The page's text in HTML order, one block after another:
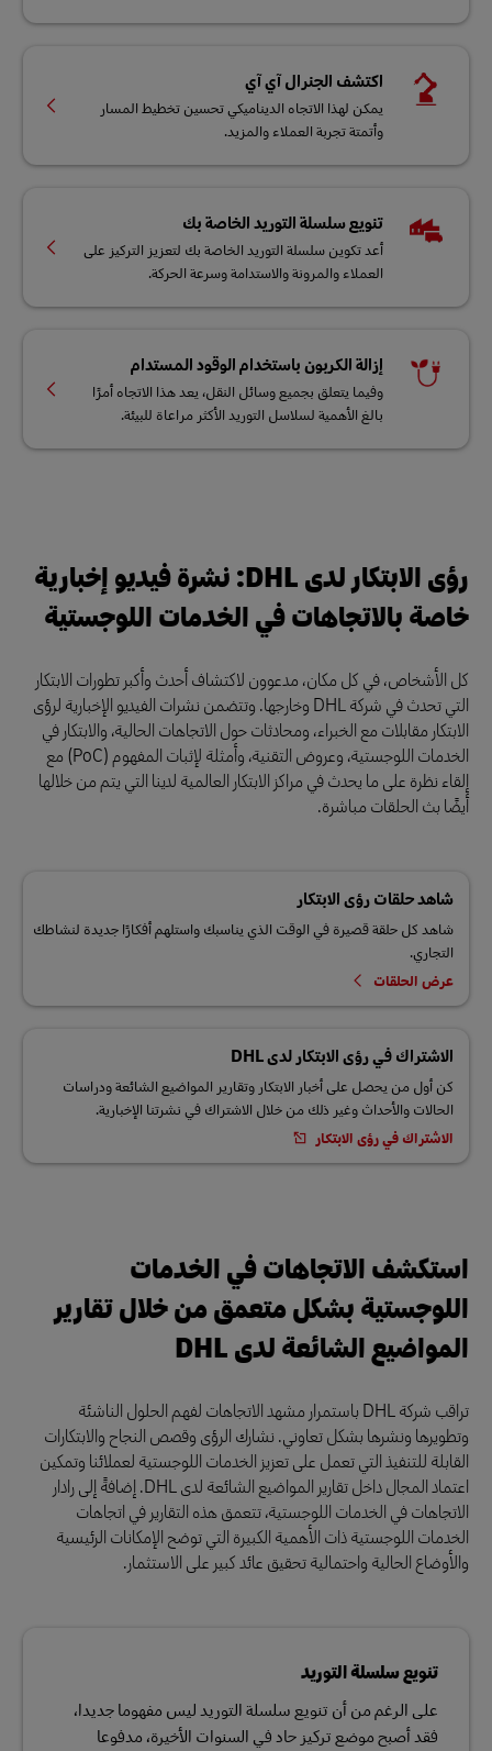
اكتشف الجنرال آي آي
يمكن لهذا الاتجاه الديناميكي تحسين تخطيط المسار
وأتمتة تجربة العملاء والمزيد.
تنويع سلسلة التوريد الخاصة بك
أعد تكوين سلسلة التوريد الخاصة بك لتعزيز التركيز على
العملاء والمرونة والاستدامة وسرعة الحركة.
إزالة الكربون باستخدام الوقود المستدام
وفيما يتعلق بجميع وسائل النقل، يعد هذا الاتجاه أمرًا
بالغ الأهمية لسلاسل التوريد الأكثر مراعاة للبيئة.
رؤى الابتكار لدى DHL: نشرة فيديو إخبارية
خاصة بالاتجاهات في الخدمات اللوجستية
كل الأشخاص، في كل مكان، مدعوون لاكتشاف أحدث وأكبر تطورات الابتكار
التي تحدث في شركة DHL وخارجها. وتتضمن نشرات الفيديو الإخبارية لرؤى
الابتكار مقابلات مع الخبراء، ومحادثات حول الاتجاهات الحالية، والابتكار في
الخدمات اللوجستية، وعروض التقنية، وأمثلة لإثبات المفهوم (PoC) مع
إلقاء نظرة على ما يحدث في مراكز الابتكار العالمية لدينا التي يتم من خلالها
أيضًا بث الحلقات مباشرة.
شاهد حلقات رؤى الابتكار
شاهد كل حلقة قصيرة في الوقت الذي يناسبك واستلهم أفكارًا جديدة لنشاطك
التجاري.
عرض الحلقات
الاشتراك في رؤى الابتكار لدى DHL
كن أول من يحصل على أخبار الابتكار وتقارير المواضيع الشائعة ودراسات
الحالات والأحداث وغير ذلك من خلال الاشتراك في نشرتنا الإخبارية.
الاشتراك في رؤى الابتكار
استكشف الاتجاهات في الخدمات
اللوجستية بشكل متعمق من خلال تقارير
المواضيع الشائعة لدى DHL
تراقب شركة DHL باستمرار مشهد الاتجاهات لفهم الحلول الناشئة
وتطويرها ونشرها بشكل تعاوني. نشارك الرؤى وقصص النجاح والابتكارات
القابلة للتنفيذ التي تعمل على تعزيز الخدمات اللوجستية لعملائنا وتمكين
اعتماد المجال داخل تقارير المواضيع الشائعة لدى DHL. إضافةً إلى رادار
الاتجاهات في الخدمات اللوجستية، تتعمق هذه التقارير في اتجاهات
الخدمات اللوجستية ذات الأهمية الكبيرة التي توضح الإمكانات الرئيسية
والأوضاع الحالية واحتمالية تحقيق عائد كبير على الاستثمار.
تنويع سلسلة التوريد
على الرغم من أن تنويع سلسلة التوريد ليس مفهوما جديدا،
فقد أصبح موضع تركيز حاد في السنوات الأخيرة، مدفوعا